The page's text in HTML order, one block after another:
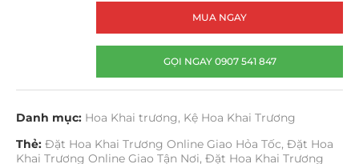
MUA NGAY
GỌI NGAY 0907 541 847
Danh mục: Hoa Khai trương, Kệ Hoa Khai Trương
Thẻ: Đặt Hoa Khai Trương Online Giao Hỏa Tốc, Đặt Hoa
Khai Trương Online Giao Tận Nơi, Đặt Hoa Khai Trương